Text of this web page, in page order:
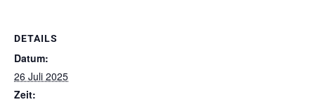
DETAILS
Datum:
26 Juli 2025
Zeit: